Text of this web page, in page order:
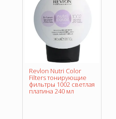
Revlon Nutri Color
Filters тонирующие
фильтры 1002 светлая
платина 240 мл